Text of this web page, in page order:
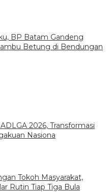
BP Batam Gandeng
Betung di Bendungan
2026, Transformasi
Nasiona
Tokoh Masyarakat,
Rutin Tiap Tiga Bula